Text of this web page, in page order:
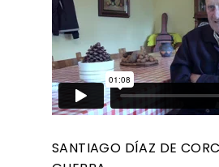
SANTIAGO DÍAZ DE